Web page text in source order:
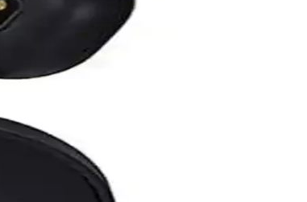
ve dayanıklı bu model, müzik tutkunları için
stabil internet erişimi için ideal.
gürültü engelleme özelliğiyle öne çıkar.